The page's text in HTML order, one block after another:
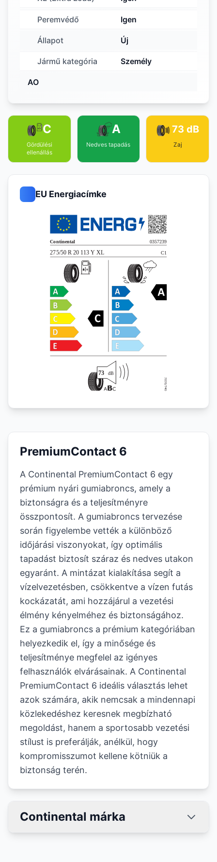
Peremvédő Igen
Állapot Új
Jármű kategória Személy
AO
C
Gördülési
ellenállás
A
Nedves tapadás
73 dB
Zaj
EU Energiacímke
PremiumContact 6
A Continental PremiumContact 6 egy
prémium nyári gumiabroncs, amely a
biztonságra és a teljesítményre
összpontosít. A gumiabroncs tervezése
során figyelembe vették a különböző
időjárási viszonyokat, így optimális
tapadást biztosít száraz és nedves utakon
egyaránt. A mintázat kialakítása segít a
vízelvezetésben, csökkentve a vízen futás
kockázatát, ami hozzájárul a vezetési
élmény kényelméhez és biztonságához.
Ez a gumiabroncs a prémium kategóriában
helyezkedik el, így a minősége és
teljesítménye megfelel az igényes
felhasználók elvárásainak. A Continental
PremiumContact 6 ideális választás lehet
azok számára, akik nemcsak a mindennapi
közlekedéshez keresnek megbízható
megoldást, hanem a sportosabb vezetési
stílust is preferálják, anélkül, hogy
kompromisszumot kellene kötniük a
biztonság terén.
Continental márka